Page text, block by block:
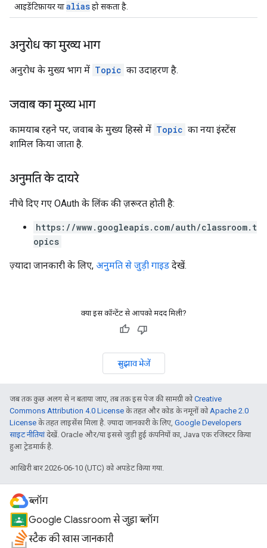
आइडेंटिफ़ायर याaliasहो सकता है.
अनुरोध का मुख्य भाग
अनुरोध के मुख्य भाग में Topic का उदाहरण है.
जवाब का मुख्य भाग
कामयाब रहने पर, जवाब के मुख्य हिस्से में Topic का नया इंस्टेंस
शामिल किया जाता है.
अनुमति के दायरे
नीचे दिए गए OAuth के लिंक की ज़रूरत हाेती है:
https://www.googleapis.com/auth/classroom.t
opics
ज़्यादा जानकारी के लिए, अनुमति से जुड़ी गाइड देखें.
क्या इस कॉन्टेंट से आपको मदद मिली?
सुझाव भेजें
जब तक कुछ अलग से न बताया जाए, तब तक इस पेज की सामग्री कोCreative
Commons Attribution 4.0 License के तहत और कोड के नमूनों कोApache 2.0
License के तहत लाइसेंस मिला है. ज़्यादा जानकारी के लिए, Google Developers
साइट नीतियांदेखें. Oracle और/या इससे जुड़ी हुई कंपनियों का, Java एक रजिस्टर किया
हुआ ट्रेडमार्क है.
आखिरी बार 2026-06-10 (UTC) को अपडेट किया गया.
ब्लॉग
Google Classroom से जुड़ा ब्लॉग
स्टैक की खास जानकारी